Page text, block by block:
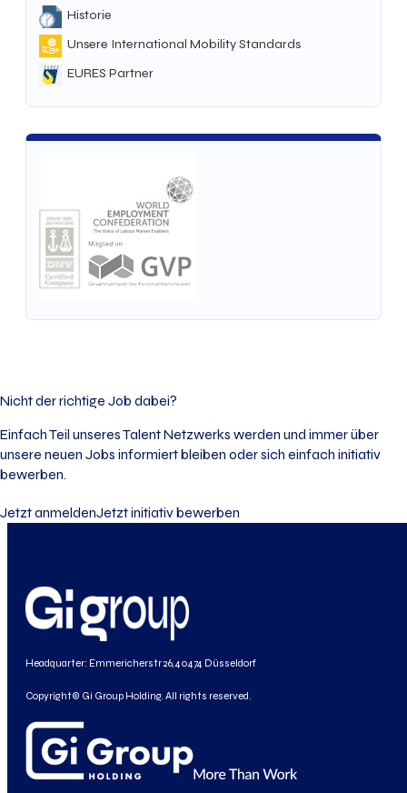
Historie
Unsere International Mobility Standards
EURES Partner
Nicht der richtige Job dabei?
Einfach Teil unseres Talent Netzwerks werden und immer über
unsere neuen Jobs informiert bleiben oder sich einfach initiativ
bewerben.
Jetzt anmeldenJetzt initiativ bewerben
Headquarter: Emmericherstr 26, 40474 Düsseldorf
Copyright© Gi Group Holding. All rights reserved.